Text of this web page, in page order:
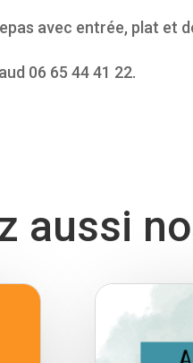
avec entrée, plat et
06 65 44 41 22.
aussi